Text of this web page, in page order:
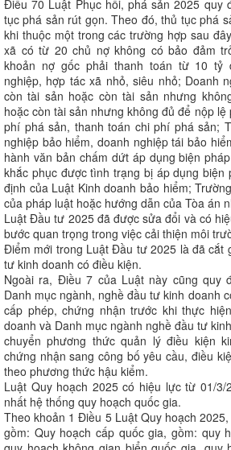
Điều 70 Luật Phục hồi, phá sản 2025 quy
tục phá sản rút gọn. Theo đó, thủ tục phá
khi thuộc một trong các trường hợp sau
xã có từ 20 chủ nợ không có bảo đảm
khoản nợ gốc phải thanh toán từ 10 tỷ
nghiệp, hợp tác xã nhỏ, siêu nhỏ; Doanh
còn tài sản hoặc còn tài sản nhưng
hoặc còn tài sản nhưng không đủ để nộp
phí phá sản, thanh toán chi phí phá sản;
nghiệp bảo hiểm, doanh nghiệp tái bảo
hành văn bản chấm dứt áp dụng biện
khắc phục được tình trạng bị áp dụng biện
định của Luật Kinh doanh bảo hiểm;
của pháp luật hoặc hướng dẫn của Tòa án
Luật Đầu tư 2025 đã được sửa đổi và có
bước quan trọng trong việc cải thiện môi
Điểm mới trong Luật Đầu tư 2025 là đã cắt
tư kinh doanh có điều kiện.
Ngoài ra, Điều 7 của Luật này cũng quy
Danh mục ngành, nghề đầu tư kinh doanh
cấp phép, chứng nhận trước khi thực
doanh và Danh mục ngành nghề đầu tư
chuyển phương thức quản lý điều kiện
chứng nhận sang công bố yêu cầu, điều
theo phương thức hậu kiểm.
Luật Quy hoạch 2025 có hiệu lực từ 01/
nhất hệ thống quy hoạch quốc gia.
Theo khoản 1 Điều 5 Luật Quy hoạch
gồm: Quy hoạch cấp quốc gia, gồm: quy